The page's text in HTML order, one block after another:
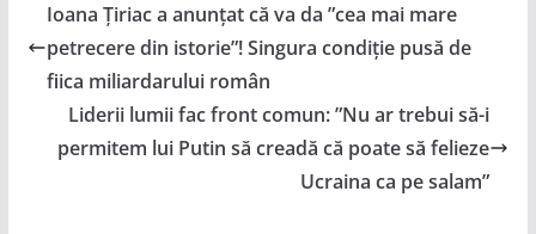
Ioana Țiriac a anunțat că va da ”cea mai mare
petrecere din istorie”! Singura condiție pusă de
fiica miliardarului român
Liderii lumii fac front comun: ”Nu ar trebui să-i
permitem lui Putin să creadă că poate să felieze
Ucraina ca pe salam”